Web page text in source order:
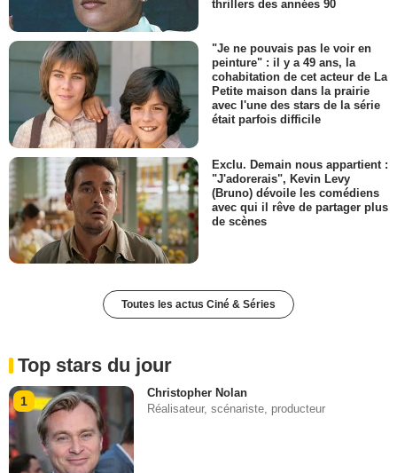
thrillers des années 90
"Je ne pouvais pas le voir en
peinture" : il y a 49 ans, la
cohabitation de cet acteur de La
Petite maison dans la prairie
avec l'une des stars de la série
était parfois difficile
Exclu. Demain nous appartient :
"J'adorerais", Kevin Levy
(Bruno) dévoile les comédiens
avec qui il rêve de partager plus
de scènes
Toutes les actus Ciné & Séries
Top stars du jour
1
Christopher Nolan
Réalisateur, scénariste, producteur